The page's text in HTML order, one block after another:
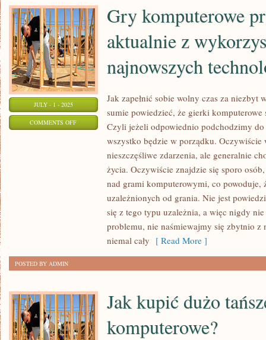
JULY - 1 - 2025
COMMENTS OFFON
KOMPUTEROWE
PRODUKOWANE
AKTUALNIE
WYKORZYSTANIEM
NAJNOWSZYCH
TECHNOLOGII
Gry komputerowe
aktualnie z
najnowszych
Jak zapełnić sobie wolny czas za niezbyt
sumie powiedzieć, że gierki komputerowe
Czyli jeżeli odpowiednio podchodzimy
wszystko będzie w porządku. Oczywiście
nieszczęśliwe zdarzenia, ale generalnie
życia. Oczywiście znajdzie się sporo
nad grami komputerowymi, co powoduje,
uzależnionych od grania. Nie jest
się z tego typu uzależnia, a więc nigdy
problemu, nie naśmiewajmy się zbytnio z
niemal cały [ Read More ]
POSTED BY ADMIN
Jak kupić dużo
komputerowe?